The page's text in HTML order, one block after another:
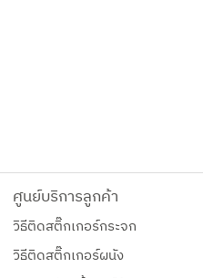
ศูนย์บริการลูกค้า
วิธีติดสติ๊กเกอร์กระจก
วิธีติดสติ๊กเกอร์ผนัง